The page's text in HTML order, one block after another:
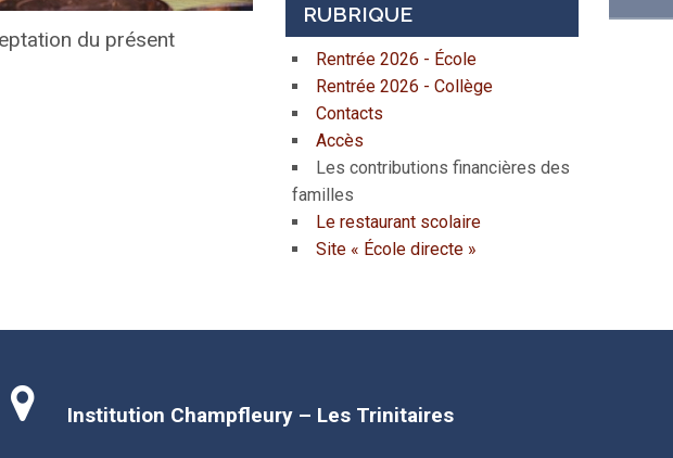
du présent
RUBRIQUE
Rentrée 2026 - École
Rentrée 2026 - Collège
Contacts
Accès
Les contributions financières des
familles
Le restaurant scolaire
Site « École directe »
Institution Champfleury – Les Trinitaires